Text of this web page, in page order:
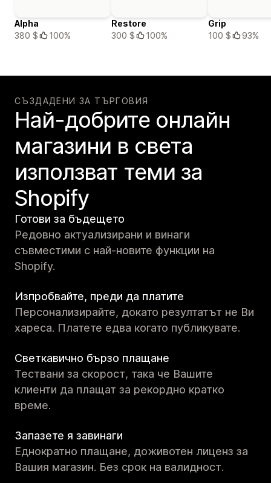
Alpha
380 $
100%
Restore
300 $
100%
Grip
100 $
93%
СЪЗДАДЕНИ ЗА ТЪРГОВИЯ
Най-добрите онлайн
магазини в света
използват теми за
Shopify
Готови за бъдещето
Редовно актуализирани и винаги
съвместими с най-новите функции на
Shopify.
Изпробвайте, преди да платите
Персонализирайте, докато резултатът не Ви
хареса. Платете едва когато публикувате.
Светкавично бързо плащане
Тествани за скорост, така че Вашите
клиенти да плащат за рекордно кратко
време.
Запазете я завинаги
Еднократно плащане, доживотен лиценз за
Вашия магазин. Без срок на валидност.